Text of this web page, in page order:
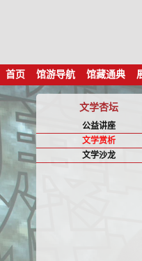
首页 馆游导航 馆藏通典
文学杏坛
公益讲座
文学赏析
文学沙龙